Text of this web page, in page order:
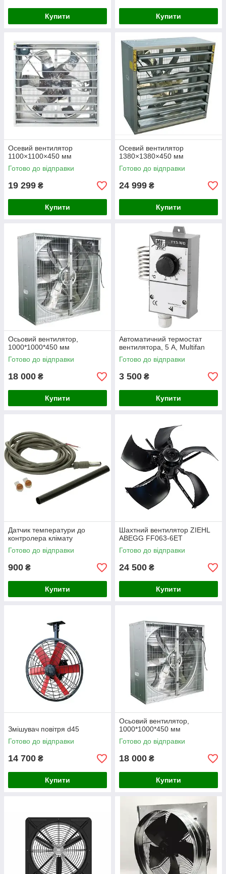
Купити Купити
Осевий вентилятор
1100×1100×450 мм
Готово до відправки
19 299 ₴
Купити
Осевий вентилятор
1380×1380×450 мм
Готово до відправки
24 999 ₴
Купити
Осьовий вентилятор,
1000*1000*450 мм
Готово до відправки
18 000 ₴
Купити
Автоматичний термостат
вентилятора, 5 А, Multifan
Готово до відправки
3 500 ₴
Купити
Датчик температури до
контролера клімату
Готово до відправки
900 ₴
Купити
Шахтний вентилятор ZIEHL
ABEGG FF063-6ET
Готово до відправки
24 500 ₴
Купити
Змішувач повітря d45
Готово до відправки
14 700 ₴
Купити
Осьовий вентилятор,
1000*1000*450 мм
Готово до відправки
18 000 ₴
Купити